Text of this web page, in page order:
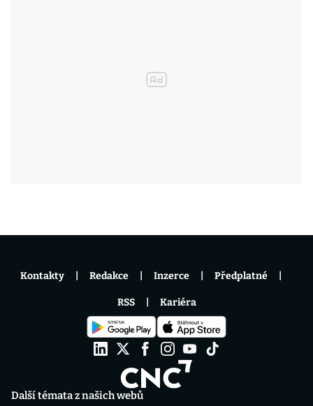
Další témata z našich webů
Kontakty Redakce Inzerce Předplatné
RSS Kariéra